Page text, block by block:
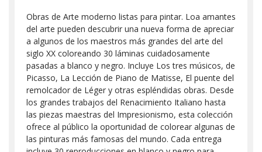
Obras de Arte moderno listas para pintar. Loa amantes
del arte pueden descubrir una nueva forma de apreciar
a algunos de los maestros más grandes del arte del
siglo XX coloreando 30 láminas cuidadosamente
pasadas a blanco y negro. Incluye Los tres músicos, de
Picasso, La Lección de Piano de Matisse, El puente del
remolcador de Léger y otras espléndidas obras. Desde
los grandes trabajos del Renacimiento Italiano hasta
las piezas maestras del Impresionismo, esta colección
ofrece al público la oportunidad de colorear algunas de
las pinturas más famosas del mundo. Cada entrega